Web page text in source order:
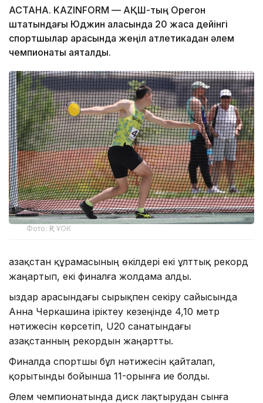
АСТАНА. KAZINFORM — АҚШ-тың Орегон
штатындағы Юджин қаласында 20 жасқа дейінгі
спортшылар арасында жеңіл атлетикадан әлем
чемпионаты аяқталды.
Фото: ҚР ҰОК
Қазақстан құрамасының өкілдері екі ұлттық рекорд
жаңартып, екі финалға жолдама алды.
Қыздар арасындағы сырықпен секіру сайысында
Анна Черкашина іріктеу кезеңінде 4,10 метр
нәтижесін көрсетіп, U20 санатындағы
Қазақстанның рекордын жаңартты.
Финалда спортшы бұл нәтижесін қайталап,
қорытынды бойынша 11-орынға ие болды.
Әлем чемпионатында диск лақтырудан сынға